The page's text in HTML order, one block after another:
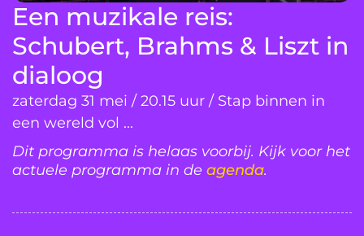
Een muzikale reis:
Schubert, Brahms & Liszt in
dialoog
zaterdag 31 mei / 20.15 uur / Stap binnen in
een wereld vol ...
Dit programma is helaas voorbij. Kijk voor het
actuele programma in de agenda.